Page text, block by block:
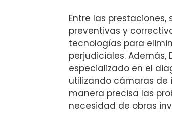
Entre las
preventivas y
tecnologías para
perjudiciales. Además,
especializado en el
utilizando cámaras
manera precisa las
necesidad de obras